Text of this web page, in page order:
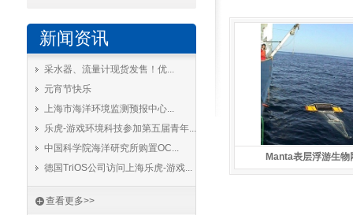
新闻资讯
采水器、流量计现货发售！优...
元宵节快乐
上海市海洋环境监测预报中心...
乐虎-游戏环境科技参加第五届青年...
中国科学院海洋研究所购置OC...
德国TriOS公司访问上海乐虎-游戏...
查看更多>>
Manta表层浮游生物